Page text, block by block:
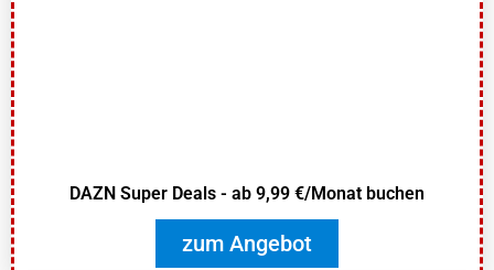
DAZN Super Deals - ab 9,99 €/Monat buchen
zum Angebot